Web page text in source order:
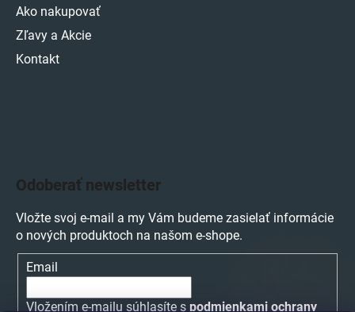
Ako nakupovať
Zľavy a Akcie
Kontakt
Odoberať newsletter
Vložte svoj e-mail a my Vám budeme zasielať informácie
o nových produktoch na našom e-shope.
Email
Vložením e-mailu súhlasíte s podmienkami ochrany